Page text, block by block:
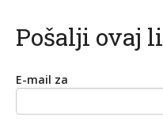
Pošalji ovaj
E-mail za